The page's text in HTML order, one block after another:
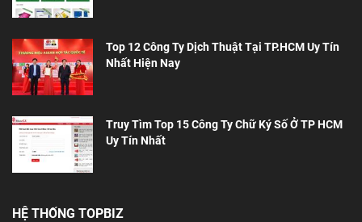
Top 12 Công Ty Dịch Thuật Tại TP.HCM Uy Tín
Nhất Hiện Nay
Truy Tìm Top 15 Công Ty Chữ Ký Số Ở TP HCM
Uy Tín Nhất
HỆ THỐNG TOPBIZ